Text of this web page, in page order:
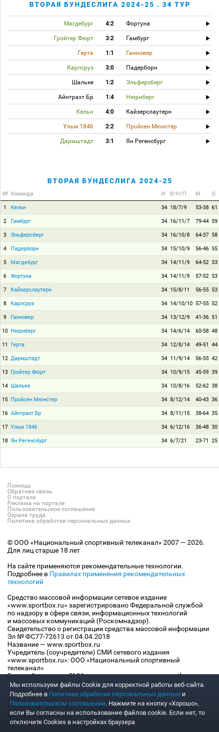
ВТОРАЯ БУНДЕСЛИГА 2024-25 . 34 ТУР
Магдебург 4:2 Фортуна
Гройтер Фюрт 3:2 Гамбург
Герта 1:1 Ганновер
Карлсруэ 3:0 Падерборн
Шальке 1:2 Эльферсберг
Айнтрахт Бр 1:4 Нюрнберг
Кельн 4:0 Кайзерслаутерн
Ульм 1846 2:2 Пройсен Мюнстер
Дармштадт 3:1 Ян Регенсбург
ВТОРАЯ БУНДЕСЛИГА 2024-25
№ Команда И В/Н/П М О
1 Кельн 34 18/7/9 53-38 61
2 Гамбург 34 16/11/7 79-44 59
3 Эльферсберг 34 16/10/8 64-37 58
4 Падерборн 34 15/10/9 56-46 55
5 Магдебург 34 14/11/9 64-52 53
6 Фортуна 34 14/11/9 57-52 53
7 Кайзерслаутерн 34 15/8/11 56-55 53
8 Карлсруэ 34 14/10/10 57-55 52
9 Ганновер 34 13/12/9 41-36 51
10 Нюрнберг 34 14/6/14 60-58 48
11 Герта 34 12/8/14 49-51 44
12 Дармштадт 34 11/9/14 56-55 42
13 Гройтер Фюрт 34 10/9/15 45-59 39
14 Шальке 34 10/8/16 52-62 38
15 Пройсен Мюнстер 34 8/12/14 40-43 36
16 Айнтрахт Бр 34 8/11/15 38-64 35
17 Ульм 1846 34 6/12/16 36-48 30
18 Ян Регенсбург 34 6/7/21 23-71 25
Помощь
Обратная связь
О портале
Реклама на портале
Пользовательское соглашение
Охрана труда
Политика обработки персональных данных
© ООО «Национальный спортивный телеканал» 2007 — 2026.
Для лиц старше 18 лет
На сайте применяются рекомендательные технологии.
Подробнее в Правилах применения рекомендательных
технологий
Средство массовой информации сетевое издание
«www.sportbox.ru» зарегистрировано Федеральной службой
по надзору в сфере связи, информационных технологий
и массовых коммуникаций (Роскомнадзор).
Свидетельство о регистрации средства массовой информации
Эл № ФС77-72613 от 04.04.2018
Название — www.sportbox.ru
Учредитель (соучредители) СМИ сетевого издания
«www.sportbox.ru»: ООО «Национальный спортивный
телеканал»
Главный редактор СМИ сетевого издания «www.sportbox.ru»:
Конов В.А.
Номер телефона редакции СМИ сетевого издания
«www.sportbox.ru»: +7 (495) 653 8419
Адрес электронной почты редакции СМИ сетевого издания
«www.sportbox.ru»: editor@sportbox.ru
Мы используем файлы Сookie для корректной работы веб-сайта.
Подробнее в Политике обработки персональных данных и
Пользовательском соглашении. Нажмите на кнопку «Хорошо»,
если Вы согласны на использование файлов cookie. Если нет, то
отключите Cookies в настройках браузера